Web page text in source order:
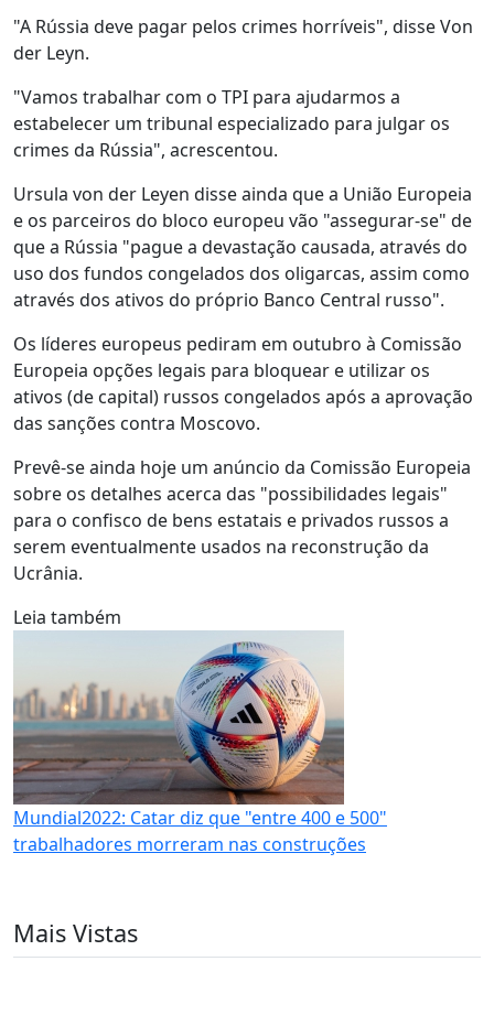
"A Rússia deve pagar pelos crimes horríveis", disse Von
der Leyn.
"Vamos trabalhar com o TPI para ajudarmos a
estabelecer um tribunal especializado para julgar os
crimes da Rússia", acrescentou.
Ursula von der Leyen disse ainda que a União Europeia
e os parceiros do bloco europeu vão "assegurar-se" de
que a Rússia "pague a devastação causada, através do
uso dos fundos congelados dos oligarcas, assim como
através dos ativos do próprio Banco Central russo".
Os líderes europeus pediram em outubro à Comissão
Europeia opções legais para bloquear e utilizar os
ativos (de capital) russos congelados após a aprovação
das sanções contra Moscovo.
Prevê-se ainda hoje um anúncio da Comissão Europeia
sobre os detalhes acerca das "possibilidades legais"
para o confisco de bens estatais e privados russos a
serem eventualmente usados na reconstrução da
Ucrânia.
Leia também
Mundial2022: Catar diz que "entre 400 e 500"
trabalhadores morreram nas construções
Mais Vistas